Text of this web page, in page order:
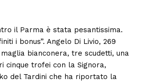
il Parma è stata pesantissima.
i bonus”. Angelo Di Livio, 269
bianconera, tre scudetti, una
cinque trofei con la Signora,
del Tardini che ha riportato la